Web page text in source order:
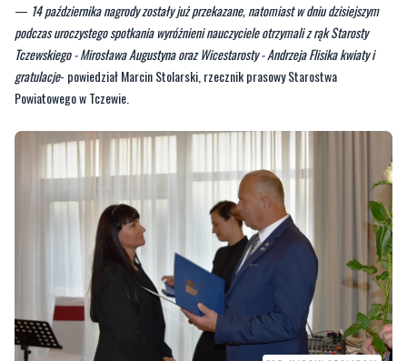
— 14 października nagrody zostały już przekazane, natomiast w dniu dzisiejszym
podczas uroczystego spotkania wyróżnieni nauczyciele otrzymali z rąk Starosty
Tczewskiego - Mirosława Augustyna oraz Wicestarosty - Andrzeja Flisika kwiaty i
gratulacje- powiedział Marcin Stolarski, rzecznik prasowy Starostwa
Powiatowego w Tczewie.